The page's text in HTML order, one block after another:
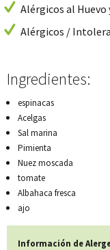
Alérgicos al Huevo
Alérgicos /
Ingredientes:
espinacas
Acelgas
Sal marina
Pimienta
Nuez moscada
tomate
Albahaca fresca
ajo
Información de